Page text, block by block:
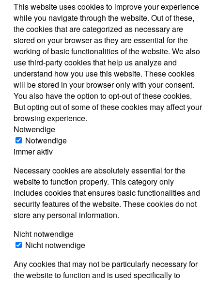
This website uses cookies to improve your experience
while you navigate through the website. Out of these,
the cookies that are categorized as necessary are
stored on your browser as they are essential for the
working of basic functionalities of the website. We also
use third-party cookies that help us analyze and
understand how you use this website. These cookies
will be stored in your browser only with your consent.
You also have the option to opt-out of these cookies.
But opting out of some of these cookies may affect your
browsing experience.
Notwendige
Notwendige
immer aktiv
Necessary cookies are absolutely essential for the
website to function properly. This category only
includes cookies that ensures basic functionalities and
security features of the website. These cookies do not
store any personal information.
Nicht notwendige
Nicht notwendige
Any cookies that may not be particularly necessary for
the website to function and is used specifically to